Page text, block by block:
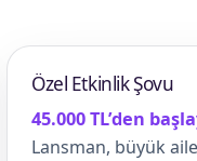
Özel Etkinlik Şovu
45.000 TL’den
Lansman, büyük